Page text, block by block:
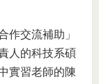
作交流補助」
人的科技系碩
實習老師的陳